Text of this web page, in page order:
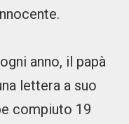
anno, il papà
lettera a suo
compiuto 19